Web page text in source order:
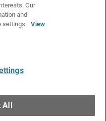
Technologies, Inc. All
Our
and
settings. View
All